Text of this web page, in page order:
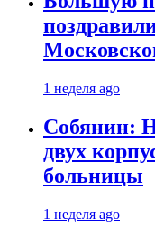
1 неделя ago
Собянин:
двух
больницы
1 неделя ago